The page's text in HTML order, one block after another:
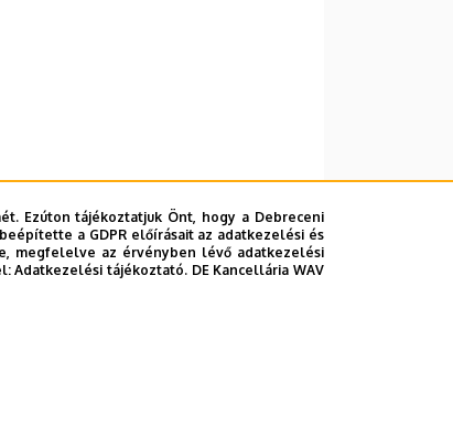
Ezúton tájékoztatjuk Önt, hogy a Debreceni
a GDPR előírásait az adatkezelési és
megfelelve az érvényben lévő adatkezelési
Adatkezelési tájékoztató. DE Kancellária WAV